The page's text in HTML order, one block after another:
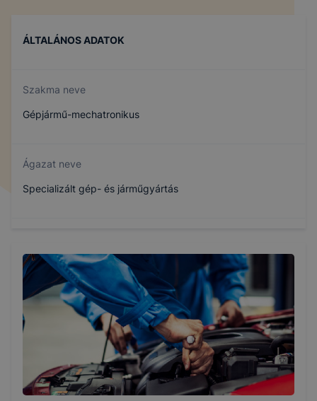
ÁLTALÁNOS ADATOK
Szakma neve
Gépjármű-mechatronikus
Ágazat neve
Specializált gép- és járműgyártás
407161905
Képzés időtartama
Választható szakmairányok: